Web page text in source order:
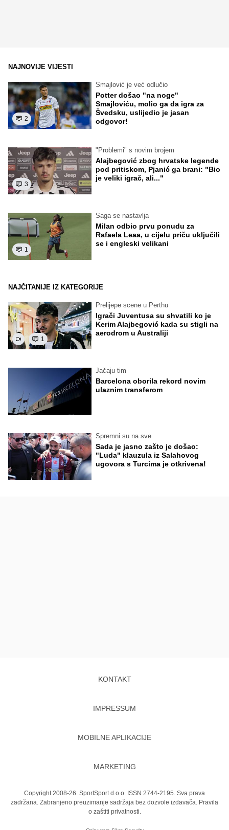
NAJNOVIJE VIJESTI
2
Smajlović je već odlučio
Potter došao "na noge"
Smajloviću, molio ga da igra za
Švedsku, uslijedio je jasan
odgovor!
3
"Problemi" s novim brojem
Alajbegović zbog hrvatske legende
pod pritiskom, Pjanić ga brani: "Bio
je veliki igrač, ali..."
1
Saga se nastavlja
Milan odbio prvu ponudu za
Rafaela Leaa, u cijelu priču uključili
se i engleski velikani
NAJČITANIJE IZ KATEGORIJE
1
Prelijepe scene u Perthu
Igrači Juventusa su shvatili ko je
Kerim Alajbegović kada su stigli na
aerodrom u Australiji
Jačaju tim
Barcelona oborila rekord novim
ulaznim transferom
Spremni su na sve
Sada je jasno zašto je došao:
"Luda" klauzula iz Salahovog
ugovora s Turcima je otkrivena!
KONTAKT
IMPRESSUM
MOBILNE APLIKACIJE
MARKETING
Copyright 2008-26. SportSport d.o.o. ISSN 2744-2195. Sva prava
zadržana. Zabranjeno preuzimanje sadržaja bez dozvole izdavača. Pravila
o zaštiti privatnosti.